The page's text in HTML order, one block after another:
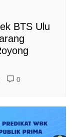
BTS Ulu
0